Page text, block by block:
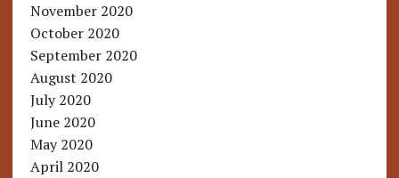
November 2020
October 2020
September 2020
August 2020
July 2020
June 2020
May 2020
April 2020